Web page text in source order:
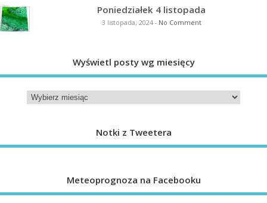
Poniedziałek 4 listopada
3 listopada, 2024- No Comment
Wyświetl posty wg miesięcy
Notki z Tweetera
Meteoprognoza na Facebooku